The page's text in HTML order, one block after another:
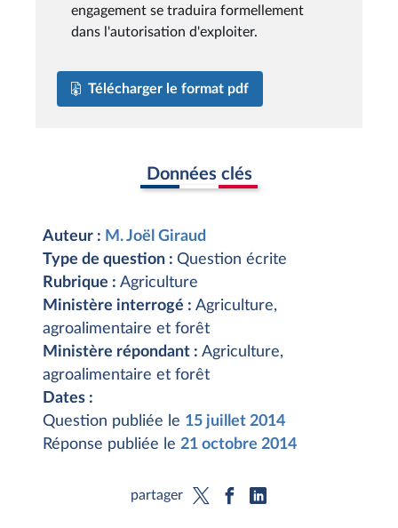
engagement se traduira formellement
dans l'autorisation d'exploiter.
Télécharger le format pdf
Données clés
Auteur : M. Joël Giraud
Type de question : Question écrite
Rubrique : Agriculture
Ministère interrogé : Agriculture,
agroalimentaire et forêt
Ministère répondant : Agriculture,
agroalimentaire et forêt
Dates :
Question publiée le 15 juillet 2014
Réponse publiée le 21 octobre 2014
partager